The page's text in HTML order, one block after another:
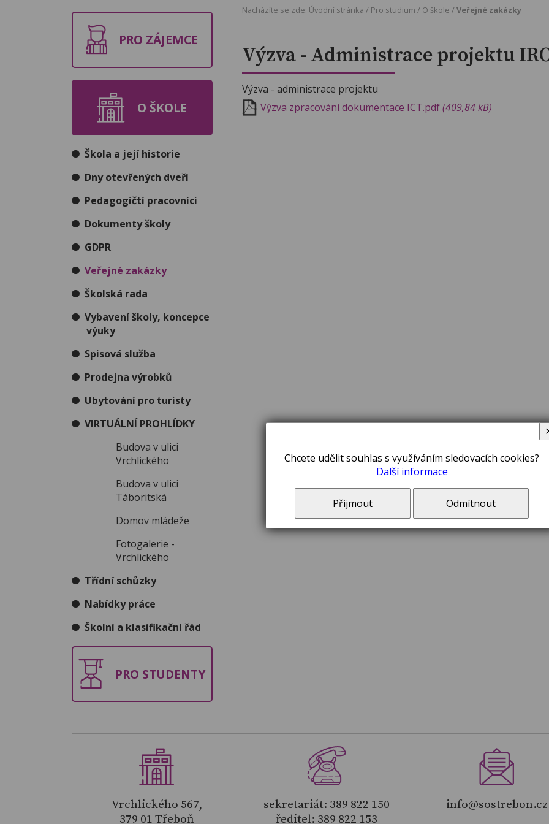
Nacházíte se zde: Úvodní stránka / Pro studium / O škole / Veřejné zakázky
Výzva - Administrace projektu
Výzva - administrace projektu
Výzva zpracování dokumentace ICT.pdf(409,84 kB)
PRO ZÁJEMCE
O ŠKOLE
Škola a její historie
Dny otevřených dveří
Pedagogičtí pracovníci
Dokumenty školy
GDPR
Veřejné zakázky
Školská rada
Vybavení školy, koncepce
výuky
Spisová služba
Prodejna výrobků
Ubytování pro turisty
VIRTUÁLNÍ PROHLÍDKY
Budova v ulici
Vrchlického
Budova v ulici
Táboritská
Domov mládeže
Fotogalerie -
Vrchlického
Třídní schůzky
Nabídky práce
Školní a klasifikační řád
PRO STUDENTY
Vrchlického 567,
379 01 Třeboň
sekretariát: 389 822 150
ředitel: 389 822 153
info@sostrebon.cz
Chcete udělit souhlas s využíváním sledovacích cookies?
Další informace
Přijmout Odmítnout